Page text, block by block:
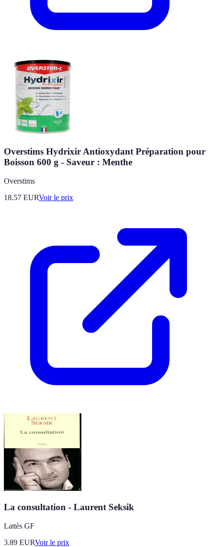
Overstims Hydrixir Antioxydant Préparation pour
Boisson 600 g - Saveur : Menthe
Overstims
18.57 EURVoir le prix
La consultation - Laurent Seksik
Lattès GF
3.89 EURVoir le prix